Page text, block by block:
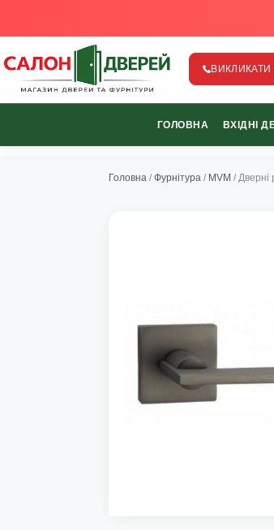
salon-dverey.com.ua - великий каталог
ВИКЛИКАТИ
067-489-58-29
ГОЛОВНА ВХІДНІ
Головна /Фурнітура / MVM / Дверні